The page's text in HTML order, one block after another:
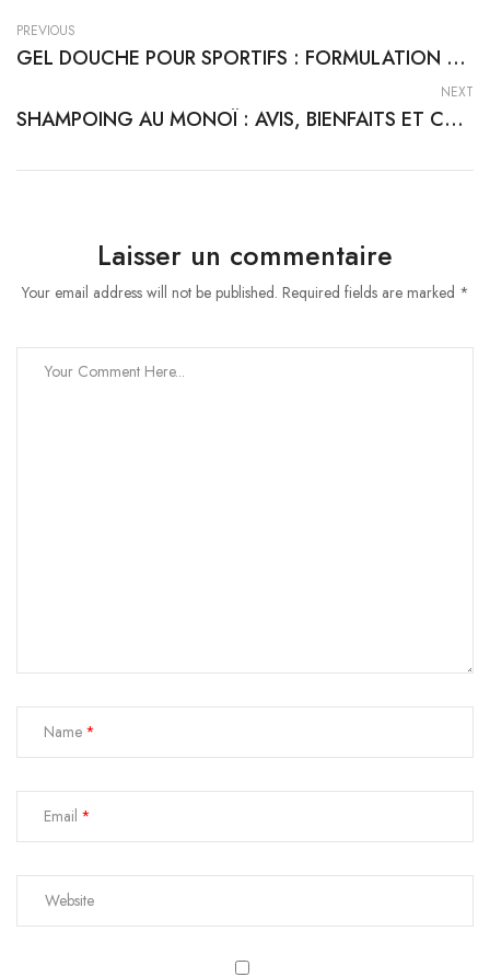
PREVIOUS
GEL DOUCHE POUR SPORTIFS : FORMULATION ET RÉCUPÉRATION MUSCULAIRE
NEXT
SHAMPOING AU MONOÏ : AVIS, BIENFAITS ET COMPARATIF DES MEILLEURES FORMULES
Laisser un commentaire
Your email address will not be published. Required fields are marked *
Name
Email